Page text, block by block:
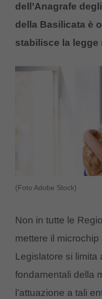
dell’Anagrafe
della Basilicata è
stabilisce la legge
(Foto Adobe Stock)
Non in tutte le
mettere il microchip
Legislatore si limita
fondamentali della
l’attuazione a tali